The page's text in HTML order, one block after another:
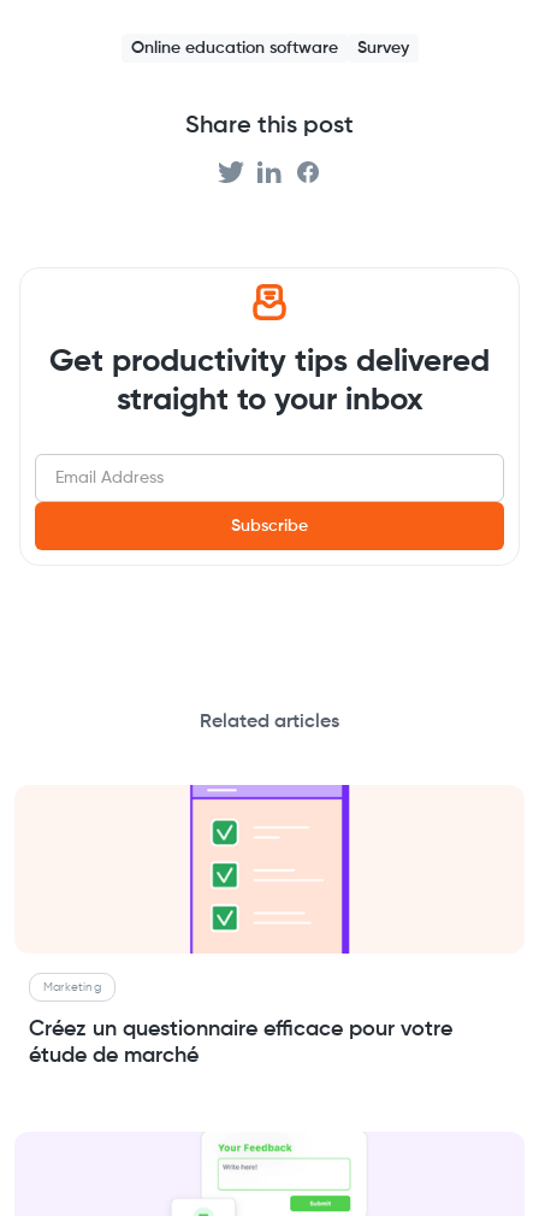
Online education software Survey
Share this post
Get productivity tips delivered
straight to your inbox
Related articles
Marketing
Créez un questionnaire efficace pour votre
étude de marché